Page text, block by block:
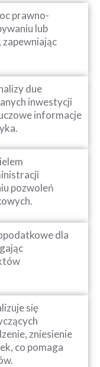
prawno-
lub
due
inwestycji
informacje
pozwoleń
dla
się
zniesienie
co pomaga